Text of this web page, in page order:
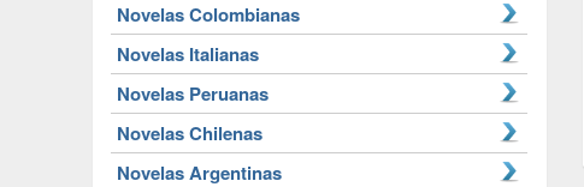
Novelas Colombianas
Novelas Italianas
Novelas Peruanas
Novelas Chilenas
Novelas Argentinas